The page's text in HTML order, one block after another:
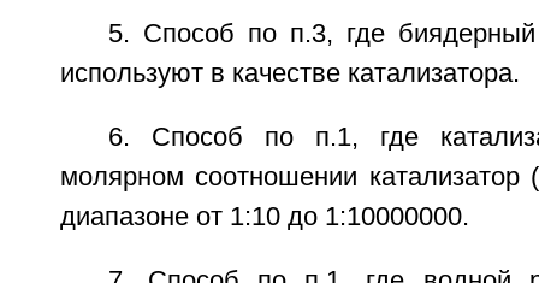
5. Способ по п.3, где
используют в качестве катализатора.
6. Способ по п.1, где
молярном соотношении катализатор
диапазоне от 1:10 до 1:10000000.